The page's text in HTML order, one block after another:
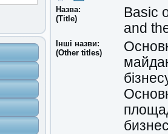
Назва:
(Title)
Basic
and
Інші назви:
(Other titles)